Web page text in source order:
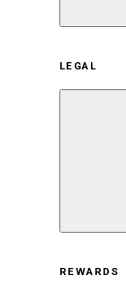
サ
サス
LEGAL
REWARDS